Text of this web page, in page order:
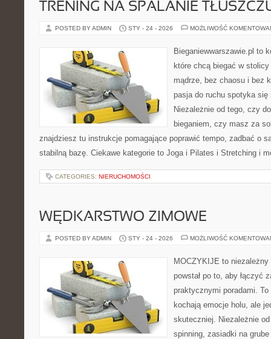
TRENING NA SPALANIE
POSTED BY ADMIN STY - 24 - 2026 MOŻLIWOŚĆ
Bieganiewwarszawie.pl to
które chcą biegać w
mądrze, bez chaosu i bez
pasja do ruchu spotyka się
Niezależnie od tego, czy
bieganiem, czy masz za
znajdziesz tu instrukcje pomagające poprawić tempo, zadbać o
stabilną bazę. Ciekawe kategorie to Joga i Pilates i Stretching i
CATEGORIES: NIERUCHOMOŚCI
WĘDKARSTWO ZIMOWE
POSTED BY ADMIN STY - 24 - 2026 MOŻLIWOŚĆ
MOCZYKIJE to
powstał po to, aby łączyć
praktycznymi poradami.
kochają emocje holu, ale
skuteczniej. Niezależnie
spinning, zasiadki na